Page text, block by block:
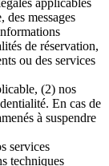
applicables
des messages
de réservation,
ou des services
(2) nos
En cas de
à suspendre
services
techniques